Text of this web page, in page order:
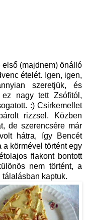
(majdnem) önálló
ételét. Igen, igen,
szeretjük, és
nagy tett Zsófitól,
:) Csirkemellet
rizzsel. Közben
de szerencsére már
hátra, így Bencét
körmével történt egy
flakont bontott
nem történt, a
kaptuk.